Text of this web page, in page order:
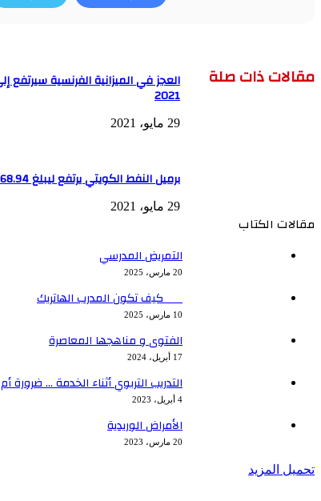
مقالات ذات صلة
2021
29 مايو، 2021
برميل النفط الكويتي يرتفع ليبلغ 68.94 دولار
29 مايو، 2021
مقالات الكتاب
التمريض المدرسي
20 مارس، 2025
كيف تكون المدرب الهاتريك
10 مارس، 2025
الفتوى و مناهجها المعاصرة
17 أبريل، 2024
التدريب التربوي أثناء الخدمة … ضرورة
4 أبريل، 2023
الأمراض الوريدية
20 مارس، 2023
تحميل المزيد